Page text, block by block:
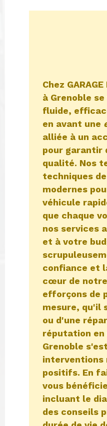
Chez
à Grenoble
fluide,
en avant une
alliée à un
pour garantir
qualité. Nos
techniques
modernes
véhicule
que chaque
nos services
et à votre
confiance et
cœur de
efforçons de
mesure, qu'il
ou d'une
réputation
Grenoble
interventions
positifs. En
vous
incluant le
des conseils